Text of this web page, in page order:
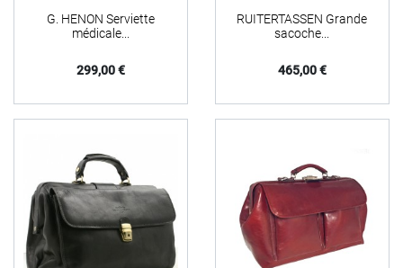
G. HENON Serviette
médicale...
Prix
299,00 €
RUITERTASSEN Grande
sacoche...
Prix
465,00 €